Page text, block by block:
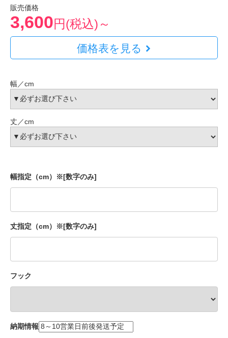
販売価格
3,600円(税込)～
価格表を見る
幅／cm
丈／cm
幅指定（cm）※[数字のみ]
丈指定（cm）※[数字のみ]
フック
納期情報